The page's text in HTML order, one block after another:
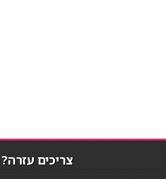
צריכים עזרה?